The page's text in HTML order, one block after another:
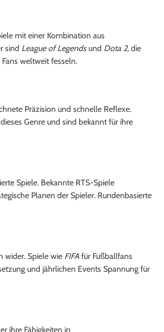
mit einer Kombination aus
sind League of Legendsund Dota 2, die
weltweit fesseln.
Präzision und schnelle Reflexe.
Genre und sind bekannt für ihre
Spiele. Bekannte RTS-Spiele
Planen der Spieler. Rundenbasierte
wider. Spiele wie FIFA für Fußballfans
und jährlichen Events Spannung für
ihre Fähigkeiten in